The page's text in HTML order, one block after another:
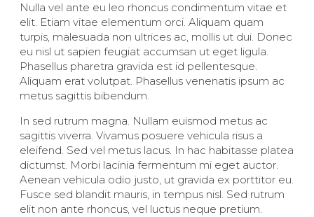
Nulla vel ante eu leo rhoncus condimentum vitae et
elit. Etiam vitae elementum orci. Aliquam quam
turpis, malesuada non ultrices ac, mollis ut dui. Donec
eu nisl ut sapien feugiat accumsan ut eget ligula.
Phasellus pharetra gravida est id pellentesque.
Aliquam erat volutpat. Phasellus venenatis ipsum ac
metus sagittis bibendum.
In sed rutrum magna. Nullam euismod metus ac
sagittis viverra. Vivamus posuere vehicula risus a
eleifend. Sed vel metus lacus. In hac habitasse platea
dictumst. Morbi lacinia fermentum mi eget auctor.
Aenean vehicula odio justo, ut gravida ex porttitor eu.
Fusce sed blandit mauris, in tempus nisl. Sed rutrum
elit non ante rhoncus, vel luctus neque pretium.